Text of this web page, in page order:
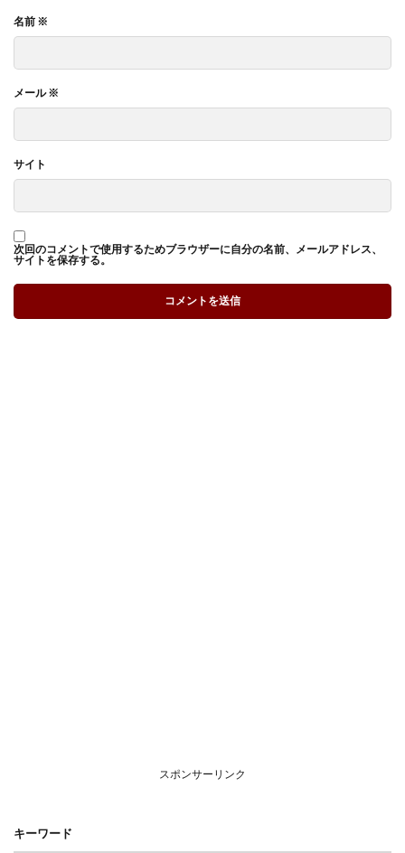
名前 ※
メール※
サイト
次回のコメントで使用するためブラウザーに自分の名前、メールアドレス、
サイトを保存する。
スポンサーリンク
キーワード